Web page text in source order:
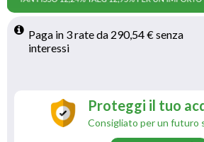
Paga in 3 rate da 290,54 € senza
interessi
Proteggi il tuo
Consigliato per un futuro